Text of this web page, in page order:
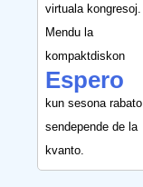
virtuala kongresoj.
Mendu la
kompaktdiskon
Espero
kun sesona rabato
sendepende de la
kvanto.